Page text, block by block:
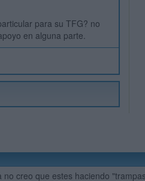
para su TFG? no
en alguna parte.
creo que estes haciendo